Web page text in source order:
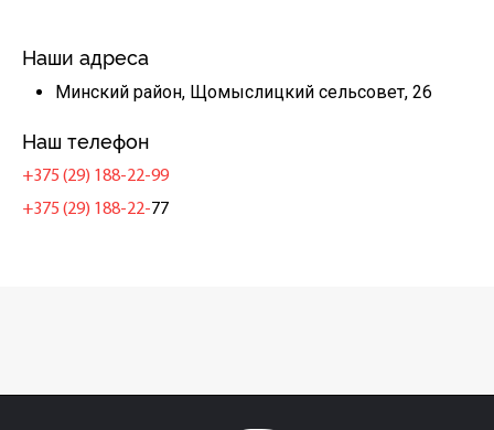
Наши адреса
Минский район, Щомыслицкий сельсовет, 26
Наш телефон
+375 (29) 188-22-99
+375 (29) 188-22-77